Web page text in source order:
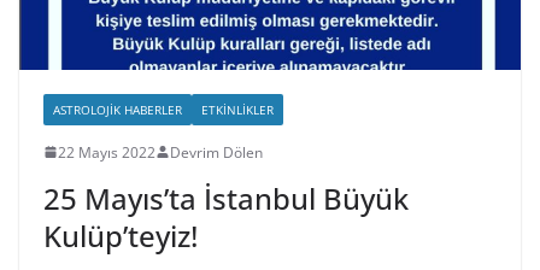
ASTROLOJIK HABERLER ETKINLIKLER
22 Mayıs 2022 Devrim Dölen
25 Mayıs’ta İstanbul Büyük
Kulüp’teyiz!